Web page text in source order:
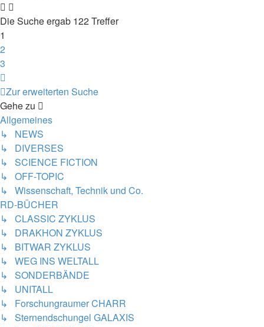
Die Suche ergab 122 Treffer
1
2
3
Zur erweiterten Suche
Gehe zu
Allgemeines
↳ NEWS
↳ DIVERSES
↳ SCIENCE FICTION
↳ OFF-TOPIC
↳ Wissenschaft, Technik und Co.
RD-BÜCHER
↳ CLASSIC ZYKLUS
↳ DRAKHON ZYKLUS
↳ BITWAR ZYKLUS
↳ WEG INS WELTALL
↳ SONDERBÄNDE
↳ UNITALL
↳ Forschungraumer CHARR
↳ Sternendschungel GALAXIS